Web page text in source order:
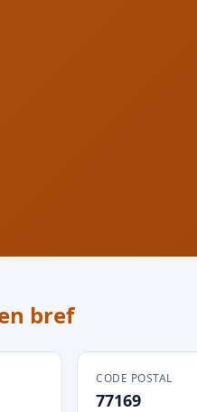
bref
CODE POSTAL
77169